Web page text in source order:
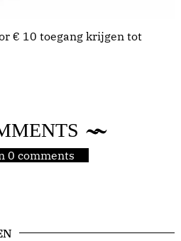
€ 10 toegang krijgen tot
0 comments